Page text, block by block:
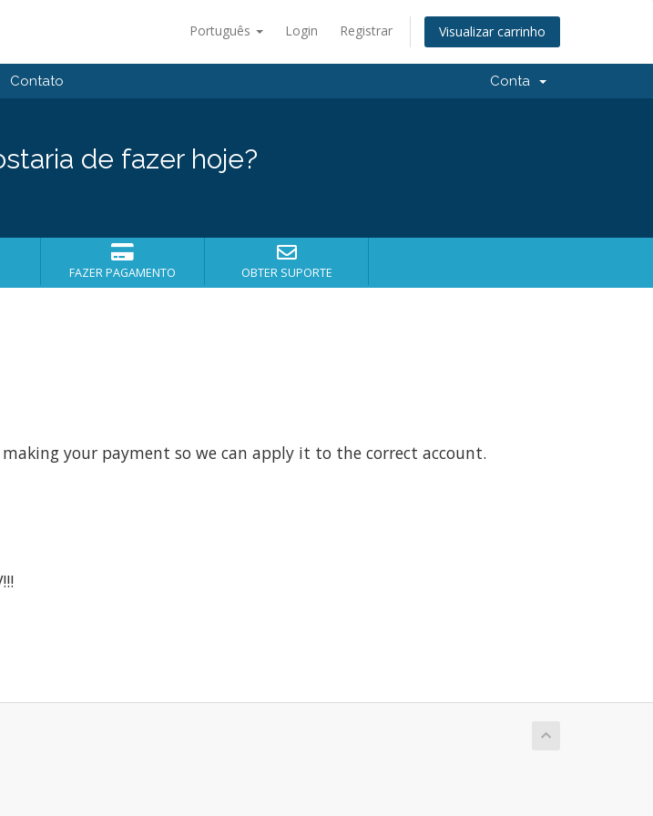
Português Login Registrar Visualizar carrinho
Contato Conta
de fazer hoje?
FAZER PAGAMENTO OBTER SUPORTE
your payment so we can apply it to the correct account.